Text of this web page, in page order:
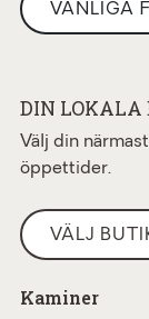
VANLIGA
DIN LOKALA
Välj din
öppettider.
VÄLJ
Kaminer